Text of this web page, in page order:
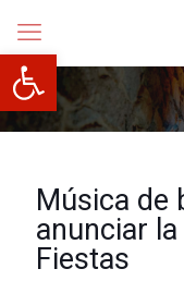
Abrir barra de
Música de
anunciar
Fiestas